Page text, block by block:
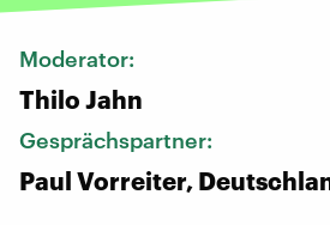
Moderator:
Thilo Jahn
Gesprächspartner:
Paul Vorreiter,